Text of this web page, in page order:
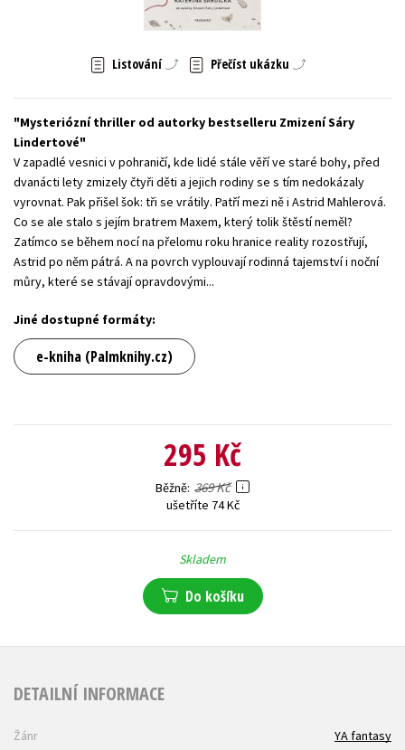
Zahraniční literatura
Všechny tituly
Listování Přečíst ukázku
Mysteriózní thriller od autorky bestselleru Zmizení Sáry
Lindertové
V zapadlé vesnici v pohraničí, kde lidé stále věří ve staré bohy, před
dvanácti lety zmizely čtyři děti a jejich rodiny se s tím nedokázaly
vyrovnat. Pak přišel šok: tři se vrátily. Patří mezi ně i Astrid Mahlerová.
Co se ale stalo s jejím bratrem Maxem, který tolik štěstí neměl?
Zatímco se během nocí na přelomu roku hranice reality rozostřují,
Astrid po něm pátrá. A na povrch vyplouvají rodinná tajemství i noční
můry, které se stávají opravdovými...
Jiné dostupné formáty:
e-kniha (Palmknihy.cz)
295 Kč
Běžně 369 Kč
ušetříte 74 Kč
Skladem
Do košíku
DETAILNÍ INFORMACE
Žánr
YA fantasy